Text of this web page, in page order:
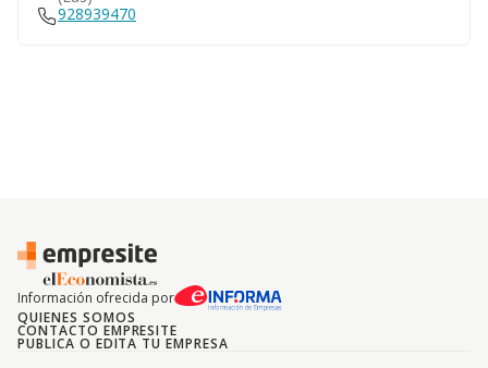
928939470
Información ofrecida por
QUIENES SOMOS
CONTACTO EMPRESITE
PUBLICA O EDITA TU EMPRESA